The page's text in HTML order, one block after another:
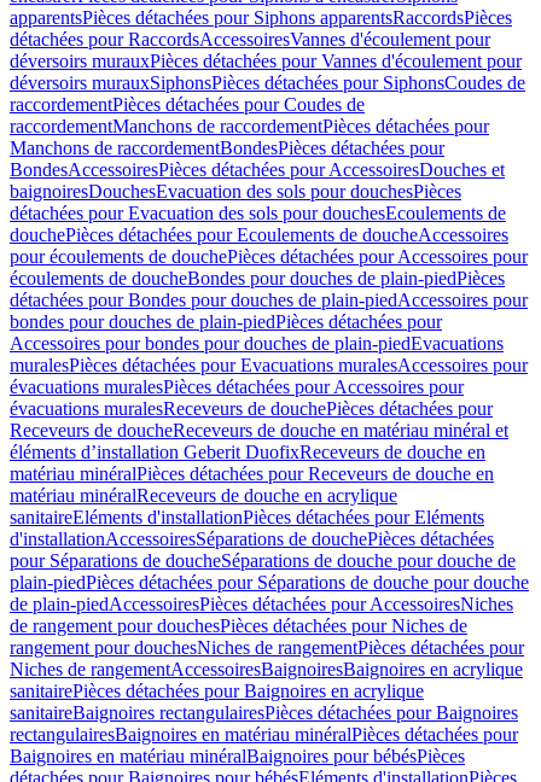
apparentsPièces détachées pour Siphons apparentsRaccordsPièces
détachées pour RaccordsAccessoiresVannes d'écoulement pour
déversoirs murauxPièces détachées pour Vannes d'écoulement pour
déversoirs murauxSiphonsPièces détachées pour SiphonsCoudes de
raccordementPièces détachées pour Coudes de
raccordementManchons de raccordementPièces détachées pour
Manchons de raccordementBondesPièces détachées pour
BondesAccessoiresPièces détachées pour AccessoiresDouches et
baignoiresDouchesEvacuation des sols pour douchesPièces
détachées pour Evacuation des sols pour douchesEcoulements de
douchePièces détachées pour Ecoulements de doucheAccessoires
pour écoulements de douchePièces détachées pour Accessoires pour
écoulements de doucheBondes pour douches de plain-piedPièces
détachées pour Bondes pour douches de plain-piedAccessoires pour
bondes pour douches de plain-piedPièces détachées pour
Accessoires pour bondes pour douches de plain-piedEvacuations
muralesPièces détachées pour Evacuations muralesAccessoires pour
évacuations muralesPièces détachées pour Accessoires pour
évacuations muralesReceveurs de douchePièces détachées pour
Receveurs de doucheReceveurs de douche en matériau minéral et
éléments d’installation Geberit DuofixReceveurs de douche en
matériau minéralPièces détachées pour Receveurs de douche en
matériau minéralReceveurs de douche en acrylique
sanitaireEléments d'installationPièces détachées pour Eléments
d'installationAccessoiresSéparations de douchePièces détachées
pour Séparations de doucheSéparations de douche pour douche de
plain-piedPièces détachées pour Séparations de douche pour douche
de plain-piedAccessoiresPièces détachées pour AccessoiresNiches
de rangement pour douchesPièces détachées pour Niches de
rangement pour douchesNiches de rangementPièces détachées pour
Niches de rangementAccessoiresBaignoiresBaignoires en acrylique
sanitairePièces détachées pour Baignoires en acrylique
sanitaireBaignoires rectangulairesPièces détachées pour Baignoires
rectangulairesBaignoires en matériau minéralPièces détachées pour
Baignoires en matériau minéralBaignoires pour bébésPièces
détachées pour Baignoires pour bébésEléments d'installationPièces